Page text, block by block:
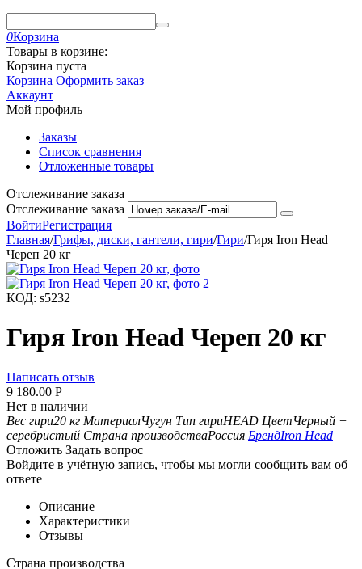
0Корзина
Товары в корзине:
Корзина пуста
Корзина Оформить заказ
Аккаунт
Мой профиль
Заказы
Список сравнения
Отложенные товары
Отслеживание заказа
Отслеживание заказа
ВойтиРегистрация
Главная/Грифы, диски, гантели, гири/Гири/Гиря Iron Head
Череп 20 кг
КОД: s5232
Гиря Iron Head Череп 20 кг
Написать отзыв
9 180.00 Р
Нет в наличии
Вес гири20 кг МатериалЧугун Тип гириHEAD ЦветЧерный +
серебристый Страна производстваРоссия БрендIron Head
Отложить Задать вопрос
Войдите в учётную запись, чтобы мы могли сообщить вам об
ответе
Описание
Характеристики
Отзывы
Страна производства